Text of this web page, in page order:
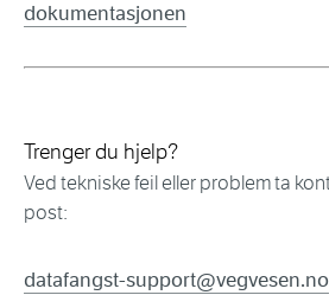
dokumentasjonen
Trenger du hjelp?
Ved tekniske feil eller problem ta
post:
datafangst-support@vegvesen.no